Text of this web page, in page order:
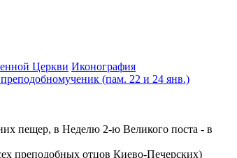
Церкви Иконография
(пам. 22 и 24 янв.)
пещер, в Неделю 2-ю Великого поста - в
преподобных отцов Киево-Печерских)